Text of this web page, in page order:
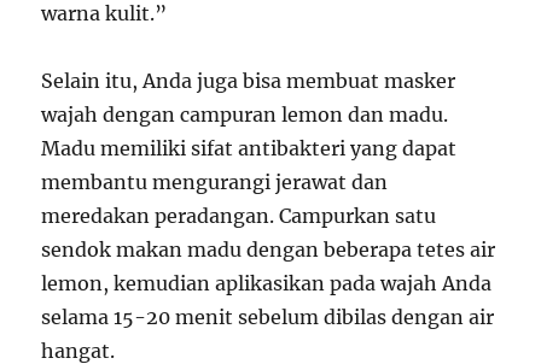
warna kulit.”
Selain itu, Anda juga bisa membuat masker
wajah dengan campuran lemon dan madu.
Madu memiliki sifat antibakteri yang dapat
membantu mengurangi jerawat dan
meredakan peradangan. Campurkan satu
sendok makan madu dengan beberapa tetes air
lemon, kemudian aplikasikan pada wajah Anda
selama 15-20 menit sebelum dibilas dengan air
hangat.